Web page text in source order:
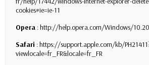
cookies#ie=ie-11
Opera :http://help.opera.com/Windows/
Safari :https://support.apple.com/kb/
viewlocale=fr_FR&locale=fr_FR